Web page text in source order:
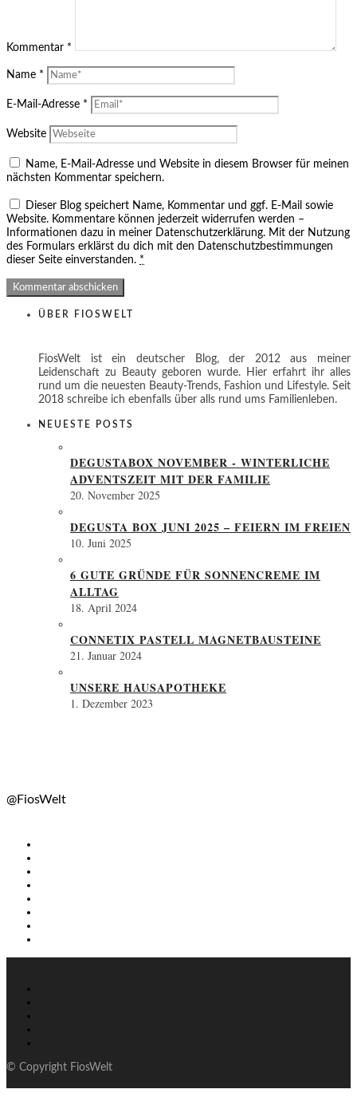
Kommentar *
Name *
E-Mail-Adresse *
Website
Name, E-Mail-Adresse und Website in diesem Browser für meinen
nächsten Kommentar speichern.
Dieser Blog speichert Name, Kommentar und ggf. E-Mail sowie
Website. Kommentare können jederzeit widerrufen werden –
Informationen dazu in meiner Datenschutzerklärung. Mit der Nutzung
des Formulars erklärst du dich mit den Datenschutzbestimmungen
dieser Seite einverstanden. *
ÜBER FIOSWELT
FiosWelt ist ein deutscher Blog, der 2012 aus meiner
Leidenschaft zu Beauty geboren wurde. Hier erfahrt ihr alles
rund um die neuesten Beauty-Trends, Fashion und Lifestyle. Seit
2018 schreibe ich ebenfalls über alls rund ums Familienleben.
NEUESTE POSTS
DEGUSTABOX NOVEMBER - WINTERLICHE
ADVENTSZEIT MIT DER FAMILIE
20. November 2025
DEGUSTA BOX JUNI 2025 – FEIERN IM FREIEN
10. Juni 2025
6 GUTE GRÜNDE FÜR SONNENCREME IM
ALLTAG
18. April 2024
CONNETIX PASTELL MAGNETBAUSTEINE
21. Januar 2024
UNSERE HAUSAPOTHEKE
1. Dezember 2023
@FiosWelt
© Copyright FiosWelt